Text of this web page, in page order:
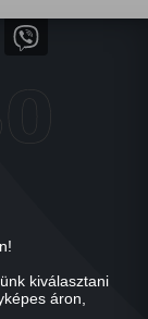
kiválasztani
áron,